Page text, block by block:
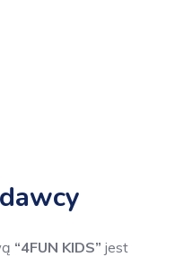
“4FUN KIDS” jest